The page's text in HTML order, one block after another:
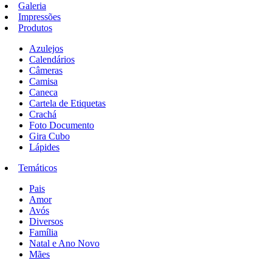
Galeria
Impressões
Produtos
Azulejos
Calendários
Câmeras
Camisa
Caneca
Cartela de Etiquetas
Crachá
Foto Documento
Gira Cubo
Lápides
Temáticos
Pais
Amor
Avós
Diversos
Família
Natal e Ano Novo
Mães